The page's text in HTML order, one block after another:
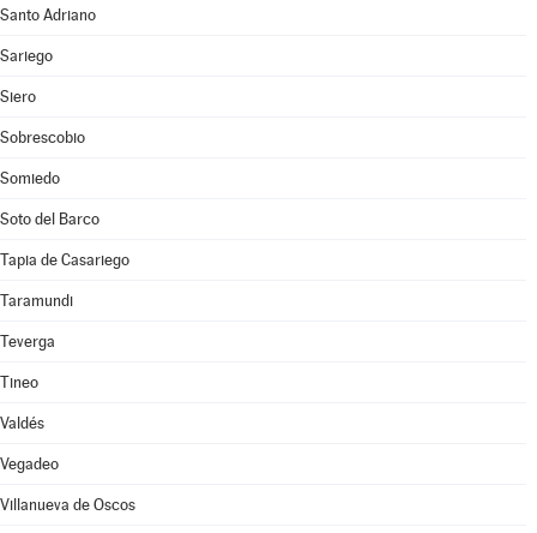
Santo Adriano
Sariego
Siero
Sobrescobio
Somiedo
Soto del Barco
Tapia de Casariego
Taramundi
Teverga
Tineo
Valdés
Vegadeo
Villanueva de Oscos